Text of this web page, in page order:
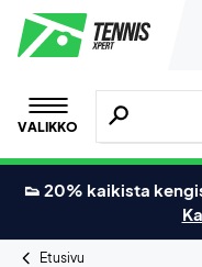
VALIKKO
Hae
👟 20% kaikista
Etusivu